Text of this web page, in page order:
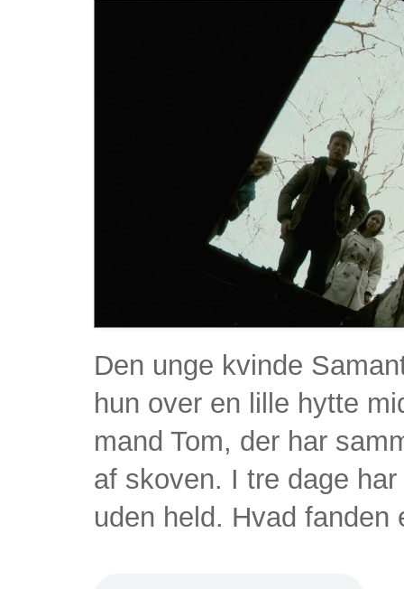
Den unge kvinde
hun over en lille hytte
mand Tom, der har
af skoven. I tre dage
uden held. Hvad fanden